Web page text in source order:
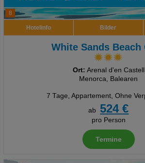
8
Hotelinfo Bilder
White Sands Beach
Ort: Arenal d'en Castell
Menorca, Balearen
7 Tage, Appartement, Ohne
ab
524 €
pro Person
Termine